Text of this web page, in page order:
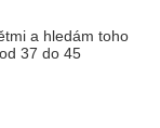
a hledám toho
37 do 45